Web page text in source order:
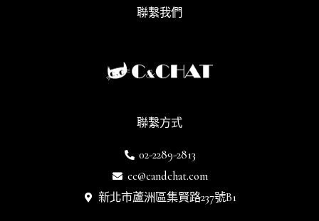
聯繫方式
02-2289-2813
cc@candchat.com
新北市蘆洲區集賢路237號B1
聯繫我們